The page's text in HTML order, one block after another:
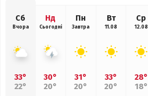
Сб
Вчора
33°
22°
Нд
Сьогодні
30°
20°
Пн
Завтра
31°
20°
Вт
11.08
33°
20°
Ср
12.08
28°
18°